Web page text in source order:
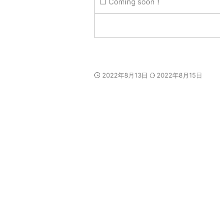
2022年8月13日 2022年8月15日